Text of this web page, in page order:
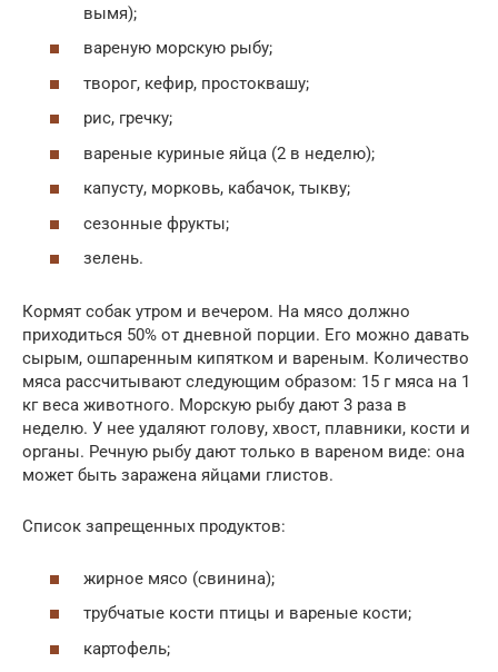
вымя);
вареную морскую рыбу;
творог, кефир, простоквашу;
рис, гречку;
вареные куриные яйца (2 в неделю);
капусту, морковь, кабачок, тыкву;
сезонные фрукты;
зелень.
Кормят собак утром и вечером. На мясо должно
приходиться 50% от дневной порции. Его можно давать
сырым, ошпаренным кипятком и вареным. Количество
мяса рассчитывают следующим образом: 15 г мяса на 1
кг веса животного. Морскую рыбу дают 3 раза в
неделю. У нее удаляют голову, хвост, плавники, кости и
органы. Речную рыбу дают только в вареном виде: она
может быть заражена яйцами глистов.
Список запрещенных продуктов:
жирное мясо (свинина);
трубчатые кости птицы и вареные кости;
картофель;